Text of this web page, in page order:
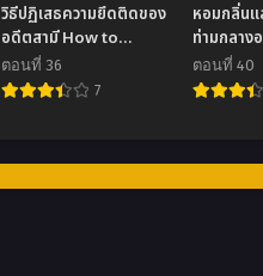
วิธีปฏิเสธความยึดติดของ
อดีตสามี How to
Reject My Obsessive
Ex-husband
ตอนที่ 36
7
หอมกลิ่นแ
ท่ามกลาง
Fragrant
ตอนที่ 40